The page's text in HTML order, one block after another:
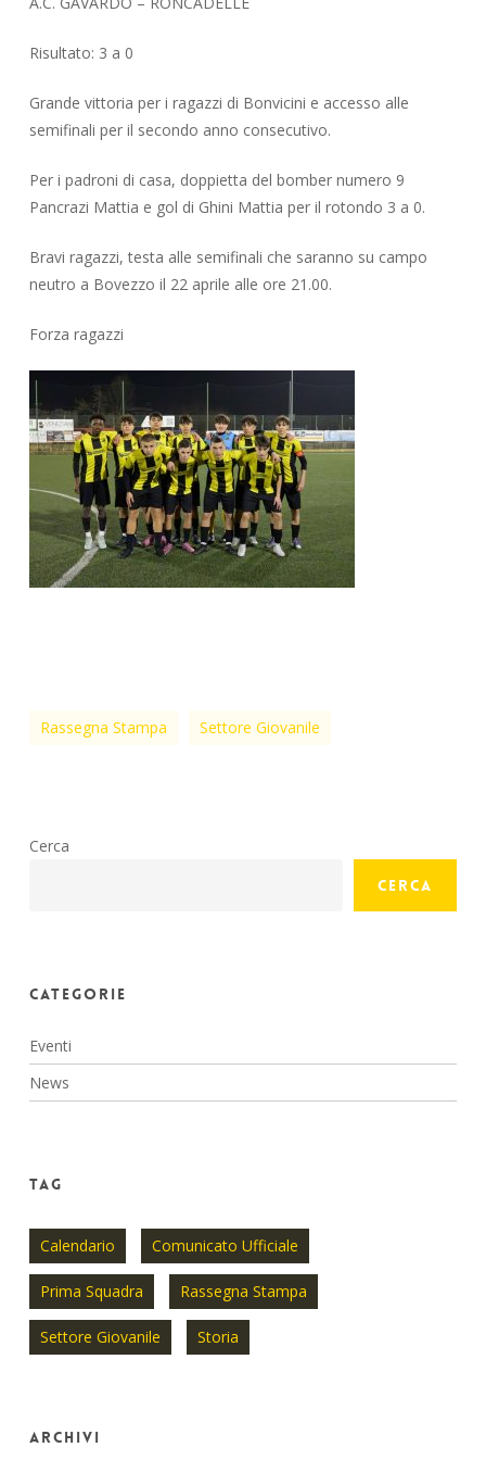
Risultato: 3 a 0
Grande vittoria per i ragazzi di Bonvicini e accesso alle
semifinali per il secondo anno consecutivo.
Per i padroni di casa, doppietta del bomber numero 9
Pancrazi Mattia e gol di Ghini Mattia per il rotondo 3 a 0.
Bravi ragazzi, testa alle semifinali che saranno su campo
neutro a Bovezzo il 22 aprile alle ore 21.00.
Forza ragazzi
Rassegna Stampa Settore Giovanile
Cerca
Cerca
Categorie
Eventi
News
Tag
Calendario Comunicato Ufficiale
Prima Squadra Rassegna Stampa
Settore Giovanile Storia
Archivi